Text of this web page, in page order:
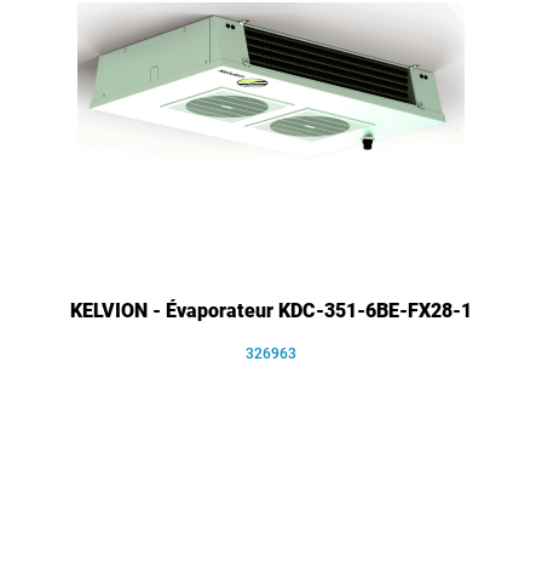
KELVION - Évaporateur KDC-351-6BE-FX28-1
326963